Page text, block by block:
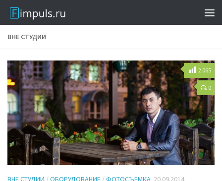
ВНЕ СТУДИИ
0
2 065
ВНЕ СТУДИИ /ОБОРУДОВАНИЕ /ФОТОСЪЕМКА 20.09.2014